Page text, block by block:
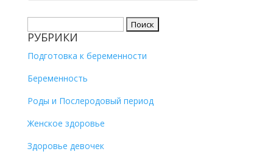
РУБРИКИ
Подготовка к беременности
Беременность
Роды и Послеродовый период
Женское здоровье
Здоровье девочек